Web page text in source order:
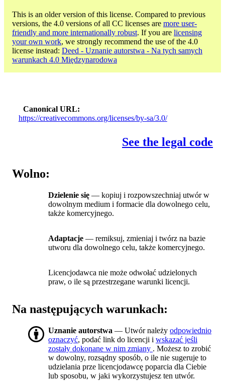
This is an older version of this license. Compared to previous
versions, the 4.0 versions of all CC licenses are more user-
friendly and more internationally robust. If you are licensing
your own work, we strongly recommend the use of the 4.0
license instead: Deed - Uznanie autorstwa - Na tych samych
warunkach 4.0 Międzynarodowa
Canonical URL
https://creativecommons.org/licenses/by-sa/3.0/
See the legal code
Wolno:
Dzielenie się — kopiuj i rozpowszechniaj utwór w
dowolnym medium i formacie dla dowolnego celu,
także komercyjnego.
Adaptacje — remiksuj, zmieniaj i twórz na bazie
utworu dla dowolnego celu, także komercyjnego.
Licencjodawca nie może odwołać udzielonych
praw, o ile są przestrzegane warunki licencji.
Na następujących warunkach:
Uznanie autorstwa — Utwór należy odpowiednio
oznaczyć, podać link do licencji i wskazać jeśli
zostały dokonane w nim zmiany . Możesz to zrobić
w dowolny, rozsądny sposób, o ile nie sugeruje to
udzielania prze licencjodawcę poparcia dla Ciebie
lub sposobu, w jaki wykorzystujesz ten utwór.